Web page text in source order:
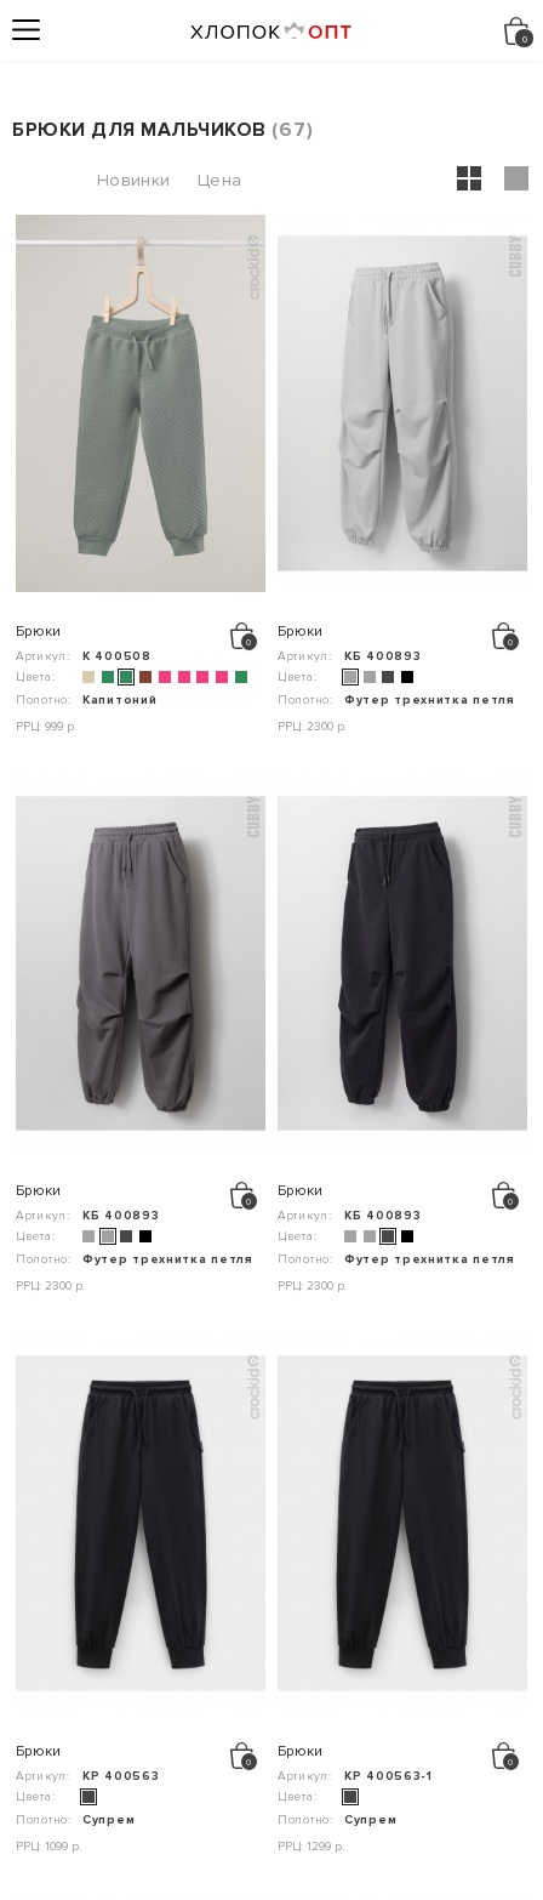
БРЮКИ ДЛЯ МАЛЬЧИКОВ 67
Брюки
Артикул:
К 400508
Цвета:
Полотно:
Капитоний
РРЦ: 999 р.
Брюки
Артикул:
КБ 400893
Цвета:
Полотно:
Футер трехнитка петля
РРЦ: 2300 р.
Брюки
Артикул:
КБ 400893
Цвета:
Полотно:
Футер трехнитка петля
РРЦ: 2300 р.
Брюки
Артикул:
КБ 400893
Цвета:
Полотно:
Футер трехнитка петля
РРЦ: 2300 р.
Брюки
Артикул:
КР 400563
Цвета:
Полотно:
Супрем
РРЦ: 1099 р.
Брюки
Артикул:
КР 400563-1
Цвета:
Полотно:
Супрем
РРЦ: 1299 р.